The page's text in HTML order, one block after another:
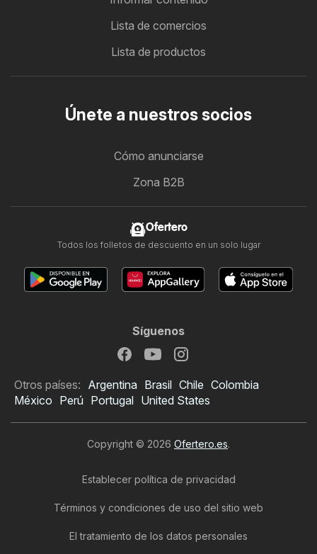
Folleto de
Lista de comercios
Lista de productos
Únete a nuestros socios
Cómo anunciarse
Zona B2B
Ofertero
Todos los folletos de descuento en un solo lugar
Síguenos
Otros países: Argentina Brasil Chile Colombia
México Perú Portugal United States
Copyright © 2026 Ofertero.es.
Establecer política de privacidad
Términos y condiciones de uso del sitio web
El tratamiento de los datos personales